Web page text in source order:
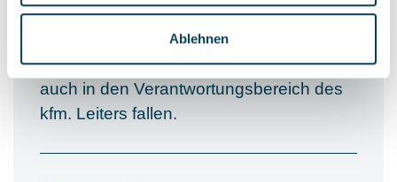
Ablehnen
CFO in spe an den CEO direkt berichtet.
Zudem wird der Bereich HR, den der
CEO bisher verantwortet hat, zukünftig
auch in den Verantwortungsbereich des
kfm. Leiters fallen.